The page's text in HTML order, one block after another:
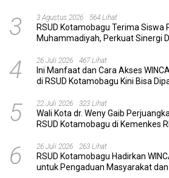
3 3 Agustus 2026 564 Lihat
RSUD Kotamobagu Terima Siswa
Muhammadiyah, Perkuat Sinergi
4 26 Juli 2026 467 Lihat
Ini Manfaat dan Cara Akses
di RSUD Kotamobagu Kini Bisa
5 22 Juli 2026 323 Lihat
Wali Kota dr. Weny Gaib
RSUD Kotamobagu di Kemenkes
6 26 Juli 2026 263 Lihat
RSUD Kotamobagu Hadirkan
untuk Pengaduan Masyarakat